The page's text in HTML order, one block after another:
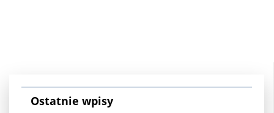
Ostatnie wpisy